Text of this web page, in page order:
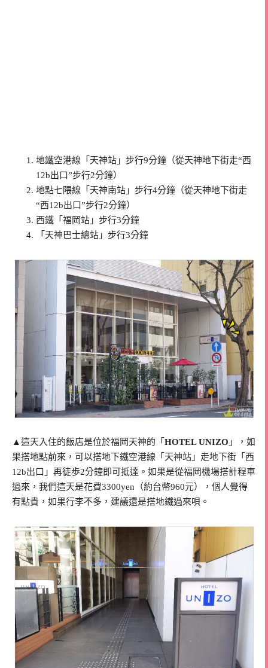
地鐵空港線「天神站」步行9分鐘（從天神地下街走“西
12b出口”步行2分鐘）
地點七隈線「天神南站」步行4分鐘（從天神地下街走
“西12b出口”步行2分鐘）
西鐵「福岡站」步行3分鐘
「天神巴士總站」步行3分鐘
▲這天入住的飯店是位於福岡天神的「 HOTEL UNIZO 」，如
果搭地點前來，可以搭地下鐵空港線「天神站」走地下街「西
12b出口」再徒歩2分鐘即可抵達。如果是從福岡機場搭計程車
過來，我們這天是花費3300yen（約台幣960元），個人覺得
有點貴，如果行李不多，建議還是搭地鐵過來唄。